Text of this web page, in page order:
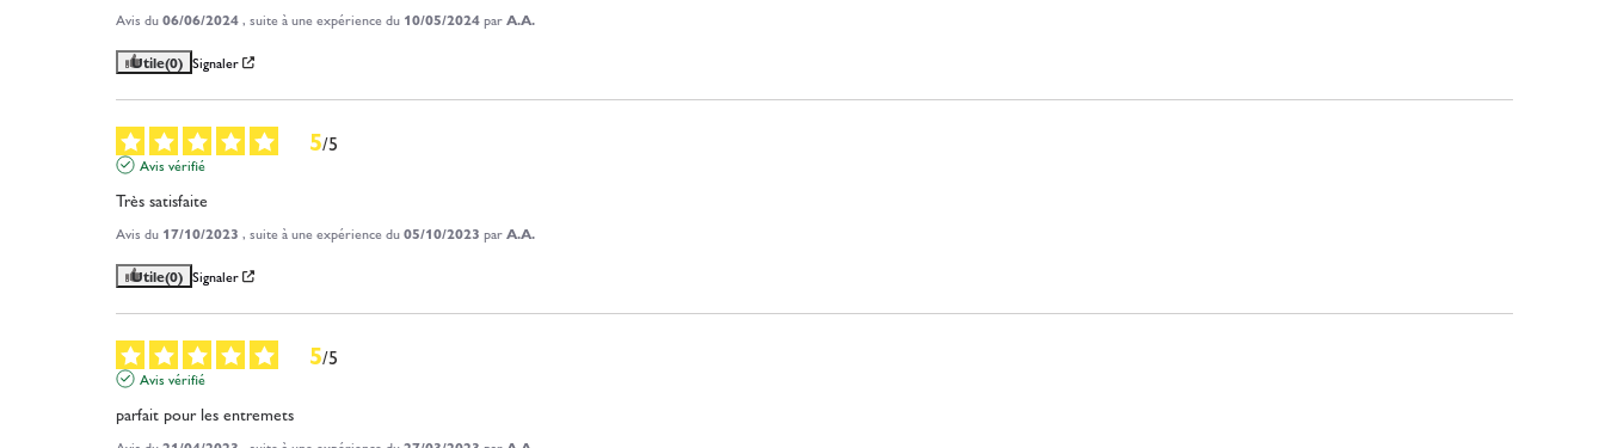
Avis du06/06/2024, suite à une expérience du 10/05/2024parA.A.
Utile(0) Signaler
5/5
Avis vérifié
Très satisfaite
Avis du 17/10/2023 , suite à une expérience du05/10/2023 parA.A.
Utile(0) Signaler
5/5
Avis vérifié
parfait pour les entremets